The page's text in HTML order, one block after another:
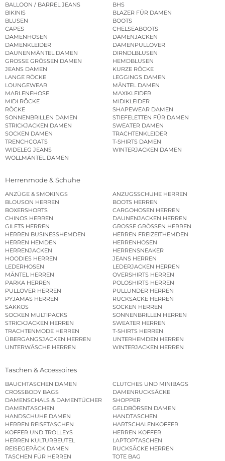
BALLOON / BARREL JEANS
BHS
BIKINIS
BLAZER FÜR DAMEN
BLUSEN
BOOTS
CAPES
CHELSEABOOTS
DAMENHOSEN
DAMENJACKEN
DAMENKLEIDER
DAMENPULLOVER
DAUNENMÄNTEL DAMEN
DIRNDLBLUSEN
GROSSE GRÖSSEN DAMEN
HEMDBLUSEN
JEANS DAMEN
KURZE RÖCKE
LANGE RÖCKE
LEGGINGS DAMEN
LOUNGEWEAR
MÄNTEL DAMEN
MARLENEHOSE
MAXIKLEIDER
MIDI RÖCKE
MIDIKLEIDER
RÖCKE
SHAPEWEAR DAMEN
SONNENBRILLEN DAMEN
STIEFELETTEN FÜR DAMEN
STRICKJACKEN DAMEN
SWEATER DAMEN
SOCKEN DAMEN
TRACHTENKLEIDER
TRENCHCOATS
T-SHIRTS DAMEN
WIDELEG JEANS
WINTERJACKEN DAMEN
WOLLMÄNTEL DAMEN
Herrenmode & Schuhe
ANZÜGE & SMOKINGS
ANZUGSSCHUHE HERREN
BLOUSON HERREN
BOOTS HERREN
BOXERSHORTS
CARGOHOSEN HERREN
CHINOS HERREN
DAUNENJACKEN HERREN
GILETS HERREN
GROSSE GRÖSSEN HERREN
HERREN BUSINESSHEMDEN
HERREN FREIZEITHEMDEN
HERREN HEMDEN
HERRENHOSEN
HERRENJACKEN
HERRENSNEAKER
HOODIES HERREN
JEANS HERREN
LEDERHOSEN
LEDERJACKEN HERREN
MÄNTEL HERREN
OVERSHIRTS HERREN
PARKA HERREN
POLOSHIRTS HERREN
PULLOVER HERREN
PULLUNDER HERREN
PYJAMAS HERREN
RUCKSÄCKE HERREN
SAKKOS
SOCKEN HERREN
SOCKEN MULTIPACKS
SONNENBRILLEN HERREN
STRICKJACKEN HERREN
SWEATER HERREN
TRACHTENMODE HERREN
T-SHIRTS HERREN
ÜBERGANGSJACKEN HERREN
UNTERHEMDEN HERREN
UNTERWÄSCHE HERREN
WINTERJACKEN HERREN
Taschen & Accessoires
BAUCHTASCHEN DAMEN
CLUTCHES UND MINIBAGS
CROSSBODY BAGS
DAMENRUCKSÄCKE
DAMENSCHALS & DAMENTÜCHER
SHOPPER
DAMENTASCHEN
GELDBÖRSEN DAMEN
HANDSCHUHE DAMEN
HANDTASCHEN
HERREN REISETASCHEN
HARTSCHALENKOFFER
KOFFER UND TROLLEYS
HERREN KOFFER
HERREN KULTURBEUTEL
LAPTOPTASCHEN
REISEGEPÄCK DAMEN
RUCKSÄCKE HERREN
TASCHEN FÜR HERREN
TOTE BAG